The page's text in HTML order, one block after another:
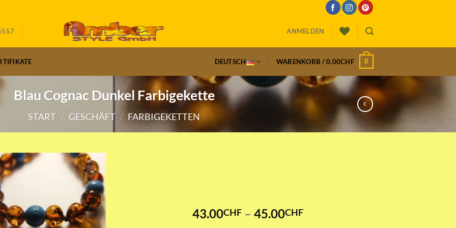
ANMELDEN
DEUTSCH WARENKORB /0.00CHF 0
Blau Cognac Dunkel Farbigekette
START / GESCHÄFT / FARBIGEKETTEN
43.00CHF – 45.00CHFPreisspanne: